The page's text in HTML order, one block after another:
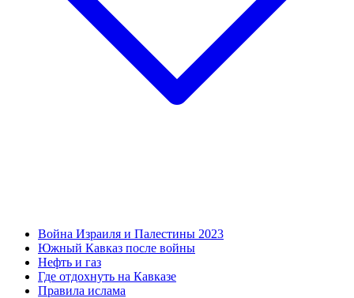
Война Израиля и Палестины 2023
Южный Кавказ после войны
Нефть и газ
Где отдохнуть на Кавказе
Правила ислама